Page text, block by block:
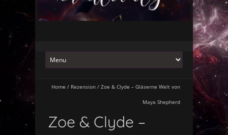
Home / Rezension / Zoe & Clyde – Gläserne Welt von
Maya Shepherd
Zoe & Clyde –